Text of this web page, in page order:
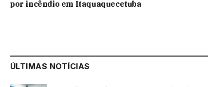
por incêndio em Itaquaquecetuba
ÚLTIMAS NOTÍCIAS